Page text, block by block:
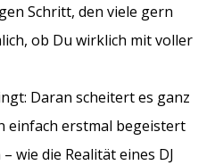
Schritt, den viele gern
ob Du wirklich mit voller
Daran scheitert es ganz
einfach erstmal begeistert
wie die Realität eines DJ